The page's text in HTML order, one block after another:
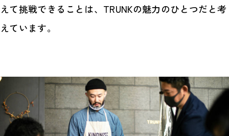
えて挑戦できることは、TRUNKの魅力のひとつだと考
えています。